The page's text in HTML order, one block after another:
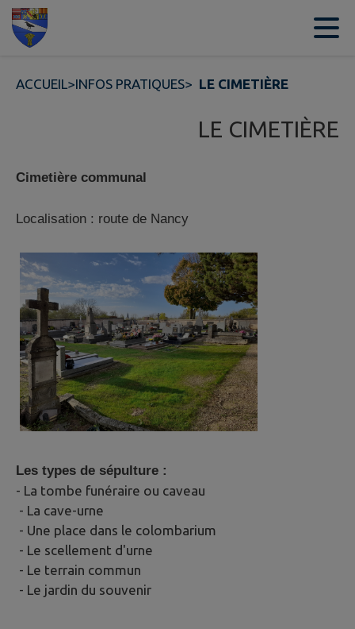
Contenu
ACCUEIL>INFOS PRATIQUES> LE CIMETIÈRE
LE CIMETIÈRE
Cimetière communal
Localisation : route de Nancy
Les types de sépulture :
- La tombe funéraire ou caveau
- La cave-urne
- Une place dans le colombarium
- Le scellement d'urne
- Le terrain commun
- Le jardin du souvenir